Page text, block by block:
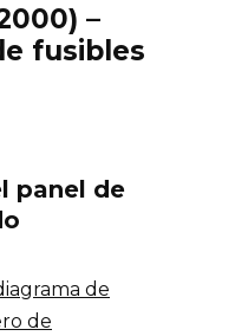
–
fusibles
panel de